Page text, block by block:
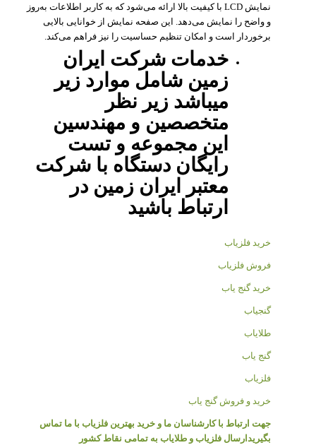
نمایش LCD با کیفیت بالا ارائه می‌شود که به کاربر اطلاعات به‌روز
و واضح را نمایش می‌دهد. این صفحه نمایش از خوانایی بالایی
برخوردار است و امکان تنظیم حساسیت را نیز فراهم می‌کند.
خدمات شرکت ایران
زمین شامل موارد زیر
میباشد زیر نظر
متخصصین و مهندسین
این مجموعه و تست
رایگان دستگاه با شرکت
معتبر ایران زمین در
ارتباط باشید
خرید فلزیاب
فروش فلزیاب
خرید گنج یاب
گنجیاب
طلایاب
گنج یاب
فلزیاب
خرید و فروش گنج یاب
جهت ارتباط با کارشناسان ما و خرید بهترین فلزیاب با ما تماس
بگیریدارسال فلزیاب و طلایاب به تمامی نقاط کشور